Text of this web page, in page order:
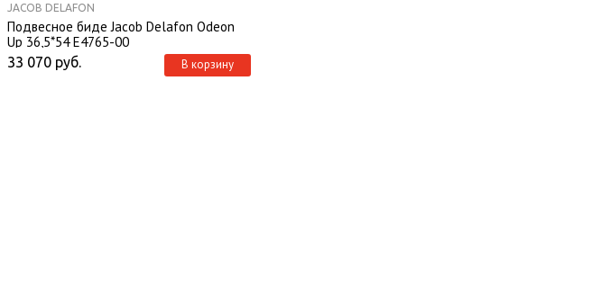
JACOB DELAFON
Подвесное биде Jacob Delafon Odeon
Up 36,5*54 E4765-00
33 070 руб. В корзину